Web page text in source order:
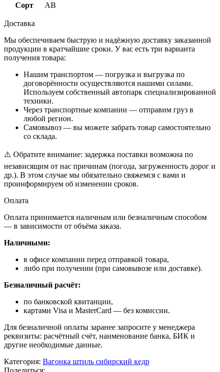
Сорт AB
Доставка
Мы обеспечиваем быструю и надёжную доставку заказанной
продукции в кратчайшие сроки. У вас есть три варианта
получения товара:
Нашим транспортом — погрузка и выгрузка по
договорённости осуществляются нашими силами.
Используем собственный автопарк специализированной
техники.
Через транспортные компании — отправим груз в
любой регион.
Самовывоз — вы можете забрать товар самостоятельно
со склада.
⚠️ Обратите внимание: задержка поставки возможна по
независящим от нас причинам (погода, загруженность дорог и
др.). В этом случае мы обязательно свяжемся с вами и
проинформируем об изменении сроков.
Оплата
Оплата принимается наличным или безналичным способом
— в зависимости от объёма заказа.
Наличными:
в офисе компании перед отправкой товара,
либо при получении (при самовывозе или доставке).
Безналичный расчёт:
по банковской квитанции,
картами Visa и MasterCard — без комиссии.
Для безналичной оплаты заранее запросите у менеджера
реквизиты: расчётный счёт, наименование банка, БИК и
другие необходимые данные.
Категория: Вагонка штиль сибирский кедр
Поделиться: